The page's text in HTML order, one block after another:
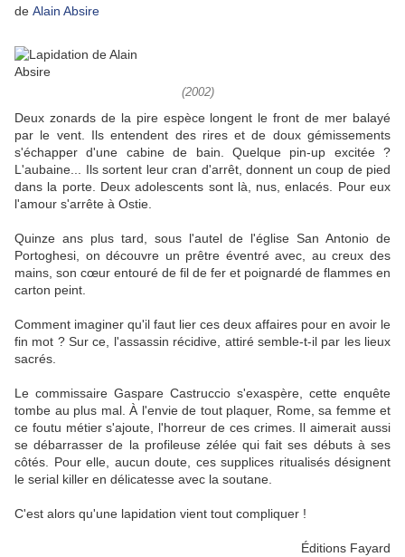
de Alain Absire
(2002)
Deux zonards de la pire espèce longent le front de mer balayé
par le vent. Ils entendent des rires et de doux gémissements
s'échapper d'une cabine de bain. Quelque pin-up excitée ?
L'aubaine... Ils sortent leur cran d'arrêt, donnent un coup de pied
dans la porte. Deux adolescents sont là, nus, enlacés. Pour eux
l'amour s'arrête à Ostie.
Quinze ans plus tard, sous l'autel de l'église San Antonio de
Portoghesi, on découvre un prêtre éventré avec, au creux des
mains, son cœur entouré de fil de fer et poignardé de flammes en
carton peint.
Comment imaginer qu'il faut lier ces deux affaires pour en avoir le
fin mot ? Sur ce, l'assassin récidive, attiré semble-t-il par les lieux
sacrés.
Le commissaire Gaspare Castruccio s'exaspère, cette enquête
tombe au plus mal. À l'envie de tout plaquer, Rome, sa femme et
ce foutu métier s'ajoute, l'horreur de ces crimes. Il aimerait aussi
se débarrasser de la profileuse zélée qui fait ses débuts à ses
côtés. Pour elle, aucun doute, ces supplices ritualisés désignent
le serial killer en délicatesse avec la soutane.
C'est alors qu'une lapidation vient tout compliquer !
Éditions Fayard